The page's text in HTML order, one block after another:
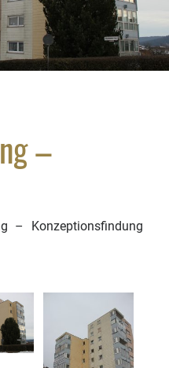
Freudenstadt,
a. N. und darüber
–
– Konzeptionsfindung